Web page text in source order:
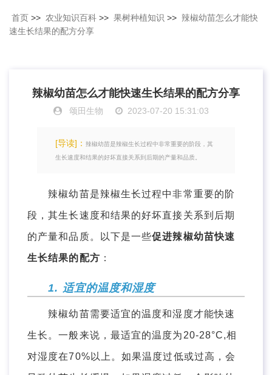
首页 >> 农业知识百科 >> 果树种植知识 >> 辣椒幼苗怎么才能快
速生长结果的配方分享
辣椒幼苗怎么才能快速生长结果的配方分享
颂田生物 2023-07-20 15:31:03
[导读]： 辣椒幼苗是辣椒生长过程中非常重要的阶段，其
生长速度和结果的好坏直接关系到后期的产量和品质。
辣椒幼苗是辣椒生长过程中非常重要的阶
段，其生长速度和结果的好坏直接关系到后期
的产量和品质。以下是一些促进辣椒幼苗快速
生长结果的配方 ：
1. 适宜的温度和湿度
辣椒幼苗需要适宜的温度和湿度才能快速
生长。一般来说，最适宜的温度为20-28°C,相
对湿度在70%以上。如果温度过低或过高，会